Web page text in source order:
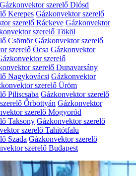
Gázkonvektor szerelő Diósd
Kerepes Gázkonvektor szerelő
szerelő Ráckeve Gázkonvektor
szerelő Tököl
Csömör Gázkonvektor szerelő
szerelő Ócsa Gázkonvektor
szerelő
szerelő Dunavarsány
Nagykovácsi Gázkonvektor
szerelő Üröm
Piliscsaba Gázkonvektor szerelő
Őrbottyán Gázkonvektor
szerelő Mogyoród
Taksony Gázkonvektor szerelő
szerelő Tahitótfalu
Szada Gázkonvektor szerelő
szerelő Budapest